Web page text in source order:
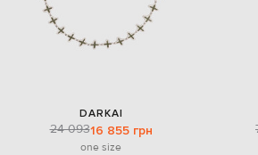
DARKAI
24 09316 855 грн
one size